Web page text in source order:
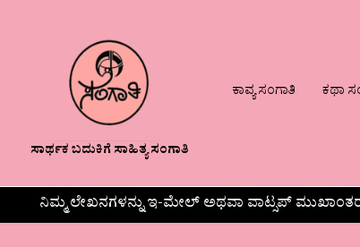
ಸಾರ್ಥಕ ಬದುಕಿಗೆ ಸಾಹಿತ್ಯ ಸಂಗಾತಿ
ಕಾವ್ಯ ಸಂಗಾತಿ ಕಥಾ
ನಿಮ್ಮ ಲೇಖನಗಳನ್ನು ಇ-ಮೇಲ್ ಅಥವಾ ವಾಟ್ಸಪ್